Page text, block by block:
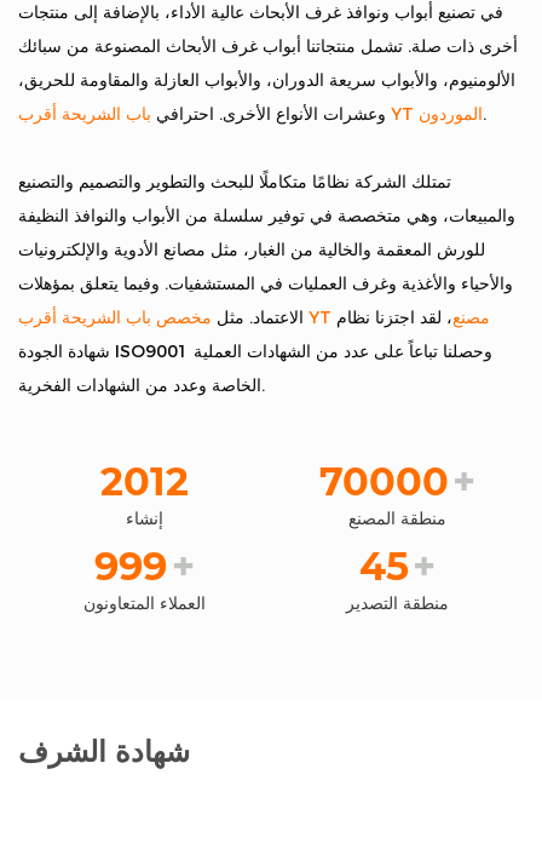
في تصنيع أبواب ونوافذ غرف الأبحاث عالية الأداء، بالإضافة إلى منتجات
أخرى ذات صلة. تشمل منتجاتنا أبواب غرف الأبحاث المصنوعة من سبائك
الألومنيوم، والأبواب سريعة الدوران، والأبواب العازلة والمقاومة للحريق،
وعشرات الأنواع الأخرى. احترافي
باب الشريحة أقرب YT الموردون.
تمتلك الشركة نظامًا متكاملًا للبحث والتطوير والتصميم والتصنيع
والمبيعات، وهي متخصصة في توفير سلسلة من الأبواب والنوافذ النظيفة
للورش المعقمة والخالية من الغبار، مثل مصانع الأدوية والإلكترونيات
والأحياء والأغذية وغرف العمليات في المستشفيات. وفيما يتعلق بمؤهلات
الاعتماد. مثل
مخصص باب الشريحة أقرب YT مصنع، لقد اجتزنا نظام
شهادة الجودة ISO9001 وحصلنا تباعاً على عدد من الشهادات العملية
الخاصة وعدد من الشهادات الفخرية.
2012
إنشاء
70000+
منطقة المصنع
999+
العملاء المتعاونون
45+
منطقة التصدير
شهادة الشرف